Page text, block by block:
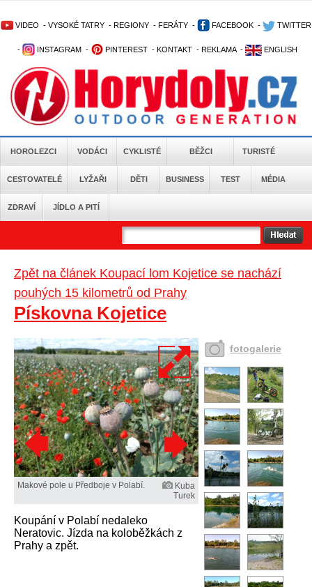
VIDEO - VYSOKÉ TATRY - REGIONY - FERÁTY - FACEBOOK - TWITTER
- INSTAGRAM - PINTEREST - KONTAKT - REKLAMA - ENGLISH
HOROLEZCI VODÁCI CYKLISTÉ BĚŽCI TURISTÉ
CESTOVATELÉ LYŽAŘI DĚTI BUSINESS TEST MÉDIA
ZDRAVÍ JÍDLO A PITÍ
Zpět na článek Koupací lom Kojetice se nachází
pouhých 15 kilometrů od Prahy
Pískovna Kojetice
Makové pole u Předboje v Polabí.
Kuba
Turek
Koupání v Polabí nedaleko
Neratovic. Jízda na koloběžkách z
Prahy a zpět.
fotogalerie